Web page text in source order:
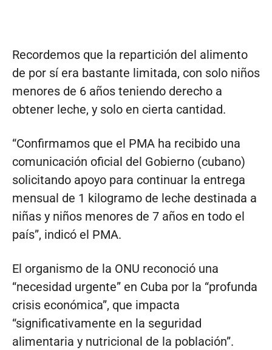
Recordemos que la repartición del alimento
de por sí era bastante limitada, con solo niños
menores de 6 años teniendo derecho a
obtener leche, y solo en cierta cantidad.
“Confirmamos que el PMA ha recibido una
comunicación oficial del Gobierno (cubano)
solicitando apoyo para continuar la entrega
mensual de 1 kilogramo de leche destinada a
niñas y niños menores de 7 años en todo el
país”, indicó el PMA.
El organismo de la ONU reconoció una
“necesidad urgente” en Cuba por la “profunda
crisis económica”, que impacta
“significativamente en la seguridad
alimentaria y nutricional de la población”.